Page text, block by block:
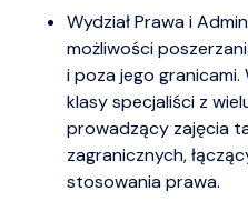
Wydział Prawa i
możliwości
i poza jego
klasy specjaliści z
prowadzący zajęcia
zagranicznych,
stosowania prawa.